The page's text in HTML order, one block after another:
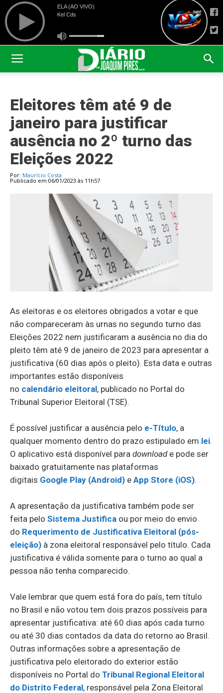
Eleitores têm até 9 de
janeiro para justificar
ausência no 2º turno das
Eleições 2022
Por: Maurício Costa
Publicado em 06/01/2023 às 11h57
As eleitoras e os eleitores obrigados a votar e que
não compareceram às urnas no segundo turno das
Eleições 2022 nem justificaram a ausência no dia do
pleito têm até 9 de janeiro de 2023 para apresentar a
justificativa (60 dias após o pleito). Esta data e outras
importantes estão disponíveis
no calendário eleitoral, publicado no Portal do
Tribunal Superior Eleitoral (TSE).
É possível justificar a ausência pelo e-Título, a
qualquer momento dentro do prazo estipulado em lei.
O aplicativo está disponível para download e pode ser
baixado gratuitamente nas plataformas
digitais Google Play (Android) e App Store (iOS).
A apresentação da justificativa também pode ser
feita pelo Sistema Justifica ou por meio do envio
do Requerimento de Justificativa Eleitoral (pós-
eleição) à zona eleitoral responsável pelo título. Cada
justificativa é válida somente para o turno ao qual a
pessoa não tenha comparecido.
Vale lembrar que quem está fora do país, tem título
no Brasil e não votou tem dois prazos possíveis para
apresentar justificativa: até 60 dias após cada turno
ou até 30 dias contados da data do retorno ao Brasil.
Outras informações sobre a apresentação de
justificativa pelo eleitorado do exterior estão
disponíveis no Portal do Tribunal Regional Eleitoral
do Distrito Federal, responsável pela Zona Eleitoral